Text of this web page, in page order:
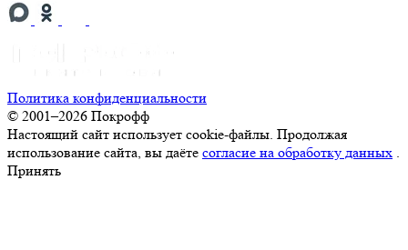
Политика конфиденциальности
© 2001–2026 Покрофф
Настоящий сайт использует cookie-файлы. Продолжая
использование сайта, вы даёте согласие на обработку данных .
Принять